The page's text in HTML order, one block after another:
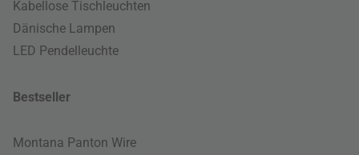
Kabellose Tischleuchten
Dänische Lampen
LED Pendelleuchte
Bestseller
Montana Panton Wire